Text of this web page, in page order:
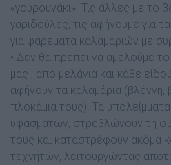
«γουρουνάκι». Τις άλλες με το
γαριδούλες, τις αφήνουμε για
για ψαρέματα καλαμαριών με
• Δεν θα πρέπει να αμελούμε
μας , από μελάνια και κάθε
αφήνουν τα καλαμάρια
πλοκάμια τους). Τα
υφασμάτων, στρεβλώνουν τη
τους και καταστρέφουν ακόμα
τεχνητών, λειτουργώντας